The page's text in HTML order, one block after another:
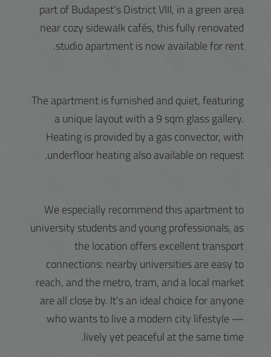
part of Budapest's District VIII, in a green area
near cozy sidewalk cafés, this fully renovated
studio apartment is now available for rent.
The apartment is furnished and quiet, featuring
a unique layout with a 9 sqm glass gallery.
Heating is provided by a gas convector, with
underfloor heating also available on request.
We especially recommend this apartment to
university students and young professionals, as
the location offers excellent transport
connections: nearby universities are easy to
reach, and the metro, tram, and a local market
are all close by. It's an ideal choice for anyone
who wants to live a modern city lifestyle —
lively yet peaceful at the same time.